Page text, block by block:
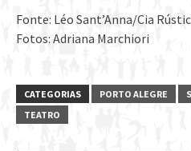
Fonte: Léo Sant’Anna/Cia
Fotos: Adriana Marchiori
CATEGORIAS PORTO ALEGRE
TEATRO